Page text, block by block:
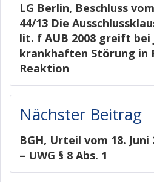
LG Berlin, Beschluss
44/13 Die
lit. f AUB 2008 greift
krankhaften Störung in
Reaktion
Nächster Beitrag
BGH, Urteil vom 18. Juni
– UWG § 8 Abs. 1